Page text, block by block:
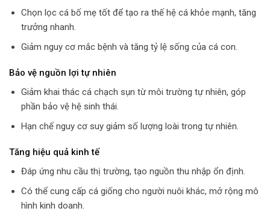
Chọn lọc cá bố mẹ tốt để tạo ra thế hệ cá khỏe mạnh, tăng
trưởng nhanh.
Giảm nguy cơ mắc bệnh và tăng tỷ lệ sống của cá con.
Bảo vệ nguồn lợi tự nhiên
Giảm khai thác cá chạch sụn từ môi trường tự nhiên, góp
phần bảo vệ hệ sinh thái.
Hạn chế nguy cơ suy giảm số lượng loài trong tự nhiên.
Tăng hiệu quả kinh tế
Đáp ứng nhu cầu thị trường, tạo nguồn thu nhập ổn định.
Có thể cung cấp cá giống cho người nuôi khác, mở rộng mô
hình kinh doanh.